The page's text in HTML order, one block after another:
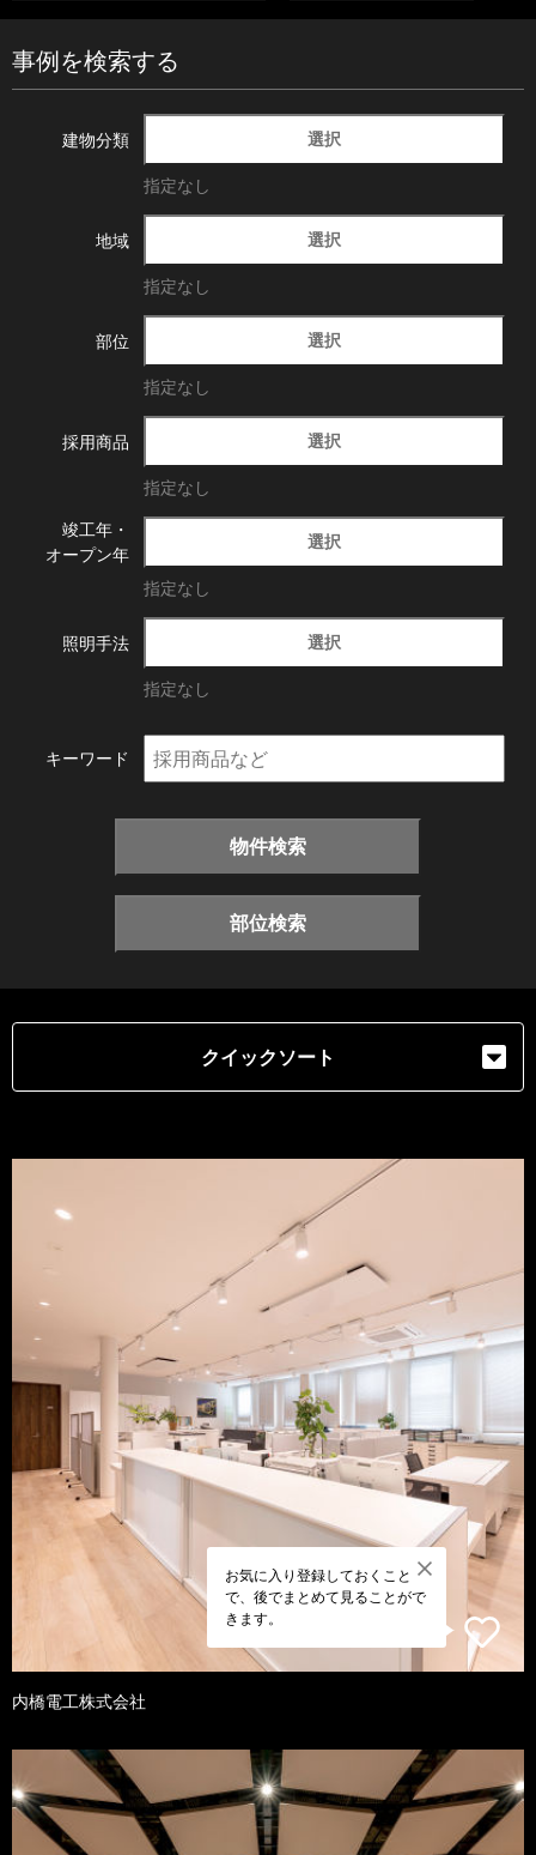
事例を検索する
建物分類 選択
指定なし
地域 選択
指定なし
部位 選択
指定なし
採用商品 選択
指定なし
竣工年・
オープン年
選択
指定なし
照明手法 選択
指定なし
キーワード
物件検索
部位検索
クイックソート
お気に入り登録しておくこと
で、後でまとめて見ることがで
きます。
内橋電工株式会社